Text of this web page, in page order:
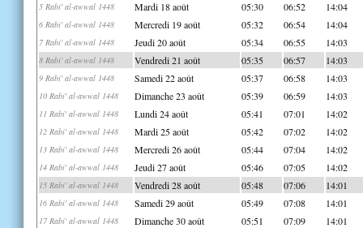
5 Rabi' al-awwal 1448 Mardi 18 août 05:30 06:52 14:04
6 Rabi' al-awwal 1448 Mercredi 19 août 05:32 06:54 14:04
7 Rabi' al-awwal 1448 Jeudi 20 août 05:34 06:55 14:03
8 Rabi' al-awwal 1448 Vendredi 21 août 05:35 06:57 14:03
9 Rabi' al-awwal 1448 Samedi 22 août 05:37 06:58 14:03
10 Rabi' al-awwal 1448 Dimanche 23 août 05:39 06:59 14:03
11 Rabi' al-awwal 1448 Lundi 24 août 05:41 07:01 14:02
12 Rabi' al-awwal 1448 Mardi 25 août 05:42 07:02 14:02
13 Rabi' al-awwal 1448 Mercredi 26 août 05:44 07:04 14:02
14 Rabi' al-awwal 1448 Jeudi 27 août 05:46 07:05 14:02
15 Rabi' al-awwal 1448 Vendredi 28 août 05:48 07:06 14:01
16 Rabi' al-awwal 1448 Samedi 29 août 05:49 07:08 14:01
17 Rabi' al-awwal 1448 Dimanche 30 août 05:51 07:09 14:01